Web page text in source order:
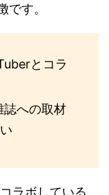
す。
とコラ
誌への取材
ラボしている